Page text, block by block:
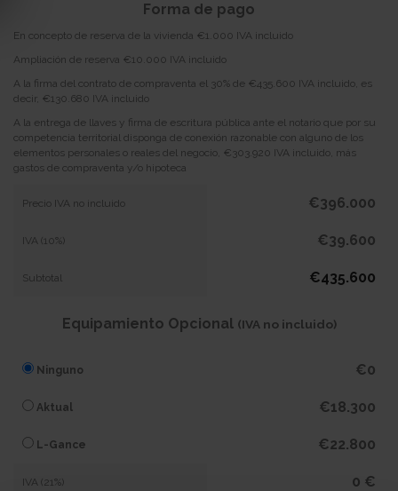
Forma de pago
En concepto de reserva de la vivienda €1.000 IVA incluido
Ampliación de reserva €10.000 IVA incluido
A la firma del contrato de compraventa el 30% de €435.600 IVA incluido, es
decir, €130.680 IVA incluido
A la entrega de llaves y firma de escritura pública ante el notario que por su
competencia territorial disponga de conexión razonable con alguno de los
elementos personales o reales del negocio, €303.920 IVA incluido, más
gastos de compraventa y/o hipoteca
Precio IVA no incluido €396.000
IVA (10%) €39.600
Subtotal €435.600
Equipamiento Opcional (IVA no incluido)
Ninguno €0
Aktual €18.300
L-Gance €22.800
IVA (21%) 0 €